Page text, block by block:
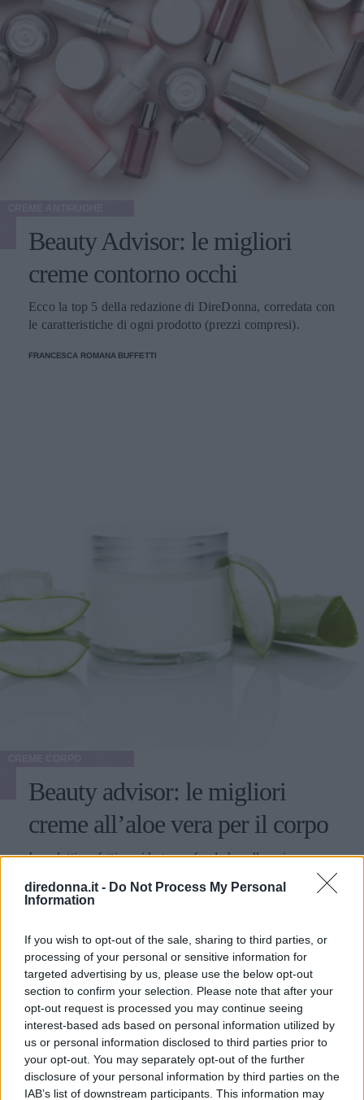
diredonna.it - Do Not Process My Personal
Information
If you wish to opt-out of the sale, sharing to third parties, or
processing of your personal or sensitive information for
targeted advertising by us, please use the below opt-out
section to confirm your selection. Please note that after your
opt-out request is processed you may continue seeing
interest-based ads based on personal information utilized by
us or personal information disclosed to third parties prior to
your opt-out. You may separately opt-out of the further
disclosure of your personal information by third parties on the
IAB’s list of downstream participants. This information may
Beauty Advisor: le migliori
creme contorno occhi
Ecco la top 5 della redazione di DireDonna, corredata con
le caratteristiche di ogni prodotto (prezzi compresi).
FRANCESCA ROMANA BUFFETTI
Beauty advisor: le migliori
creme all’aloe vera per il corpo
I prodotti perfetti per idratare a fondo la pelle e riparare
ELEONORA D'UFFIZI